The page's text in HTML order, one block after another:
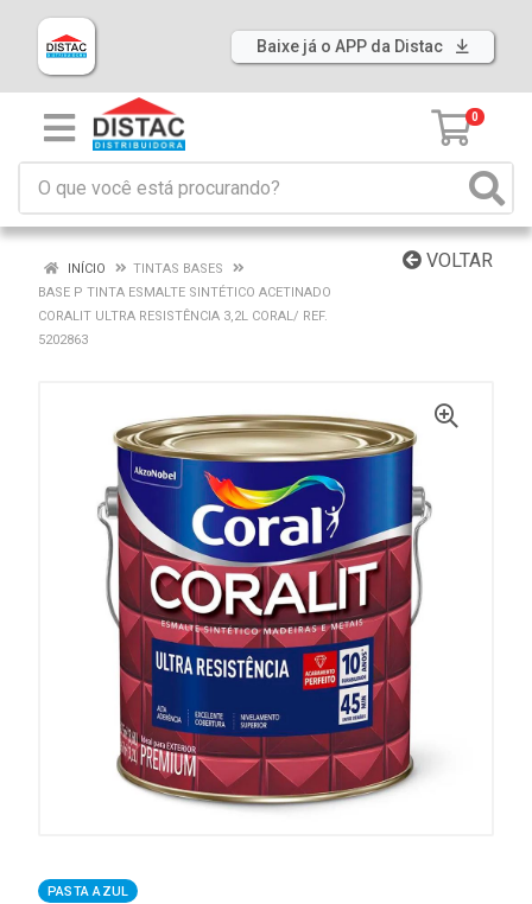
Baixe já o APP da Distac
0
VOLTAR
INÍCIO
TINTAS BASES
BASE P TINTA ESMALTE SINTÉTICO ACETINADO
CORALIT ULTRA RESISTÊNCIA 3,2L CORAL/ REF.
5202863
PASTA AZUL